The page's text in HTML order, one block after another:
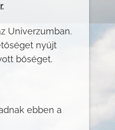
Univerzumban.
nyújt
bőséget.
ebben a